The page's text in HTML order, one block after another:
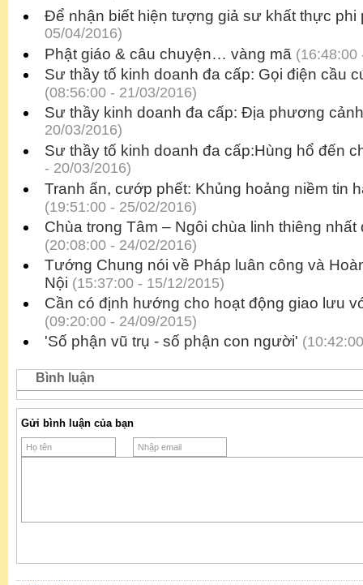
Để nhận biết hiện tượng giả sư khất thực phi
05/04/2016)
Phật giáo & câu chuyện… vàng mã (16:48:00
Sư thầy tố kinh doanh đa cấp: Gọi điện cầu
(08:56:00 - 21/03/2016)
Sư thầy kinh doanh đa cấp: Địa phương
20/03/2016)
Sư thầy tố kinh doanh đa cấp:Hùng hổ đến
- 20/03/2016)
Tranh ấn, cướp phết: Khủng hoảng niềm tin
(19:51:00 - 25/02/2016)
Chùa trong Tâm – Ngôi chùa linh thiêng nhất
(20:08:00 - 24/02/2016)
Tướng Chung nói về Pháp luân công và
Nội (15:37:00 - 15/12/2015)
Cần có định hướng cho hoạt động giao lưu
(09:20:00 - 24/09/2015)
'Số phận vũ trụ - số phận con người'
Bình luận
Gửi bình luận của bạn